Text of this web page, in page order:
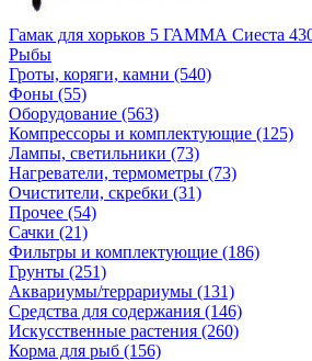
Гамак для хорьков 5 ГАММА Сиеста
Рыбы
Гроты, коряги, камни (540)
Фоны (55)
Оборудование (563)
Компрессоры и комплектующие (125)
Лампы, светильники (73)
Нагреватели, термометры (73)
Очистители, скребки (31)
Прочее (54)
Сачки (21)
Фильтры и комплектующие (186)
Грунты (251)
Аквариумы/террариумы (131)
Средства для содержания (146)
Искусственные растения (260)
Корма для рыб (156)